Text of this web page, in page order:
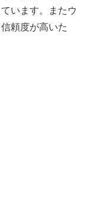
います。またウ
頼度が高いた